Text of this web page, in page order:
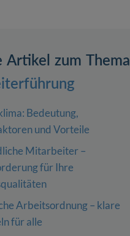
Artikel zum Thema
Bedeutung,
und Vorteile
Mitarbeiter –
für Ihre
Arbeitsordnung – klare
für alle